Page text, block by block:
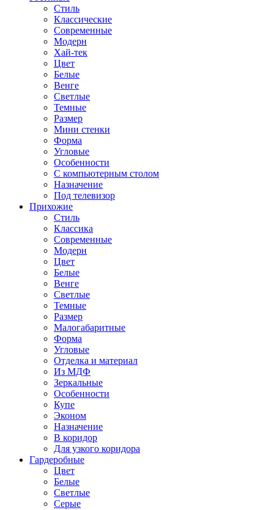
Стиль
Классические
Современные
Модерн
Хай-тек
Цвет
Белые
Венге
Светлые
Темные
Размер
Мини стенки
Форма
Угловые
Особенности
С компьютерным столом
Назначение
Под телевизор
Прихожие
Стиль
Классика
Современные
Модерн
Цвет
Белые
Венге
Светлые
Темные
Размер
Малогабаритные
Форма
Угловые
Отделка и материал
Из МДФ
Зеркальные
Особенности
Купе
Эконом
Назначение
В коридор
Для узкого коридора
Гардеробные
Цвет
Белые
Светлые
Серые